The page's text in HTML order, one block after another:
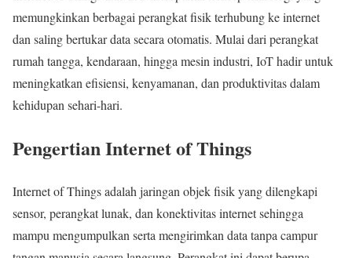
memungkinkan berbagai perangkat fisik terhubung ke internet
dan saling bertukar data secara otomatis. Mulai dari perangkat
rumah tangga, kendaraan, hingga mesin industri, IoT hadir untuk
meningkatkan efisiensi, kenyamanan, dan produktivitas dalam
kehidupan sehari-hari.
Pengertian Internet of Things
Internet of Things adalah jaringan objek fisik yang dilengkapi
sensor, perangkat lunak, dan konektivitas internet sehingga
mampu mengumpulkan serta mengirimkan data tanpa campur